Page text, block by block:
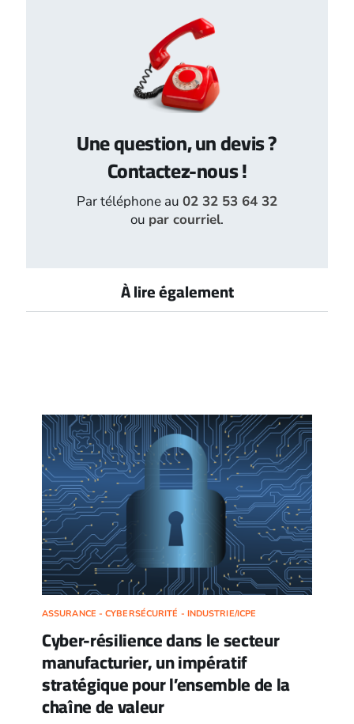
Une question, un devis ?
Contactez-nous !
Par téléphone au 02 32 53 64 32
ou par courriel.
À lire également
ASSURANCE - CYBERSÉCURITÉ - INDUSTRIE/ICPE
Cyber-résilience dans le secteur
manufacturier, un impératif
stratégique pour l’ensemble de la
chaîne de valeur